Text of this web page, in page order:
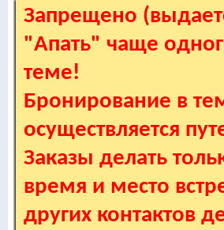
Запрещено
"Апать" чаще
теме!
Бронирование в
осуществляется
Заказы делать
время и место
других контактов